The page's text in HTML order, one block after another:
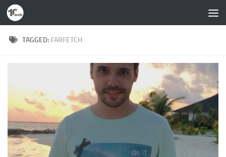
Skip to content
TAGGED: FARFETCH